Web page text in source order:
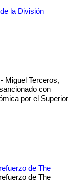
la División
- Miguel Terceros,
con
por el Superior
de The
de The